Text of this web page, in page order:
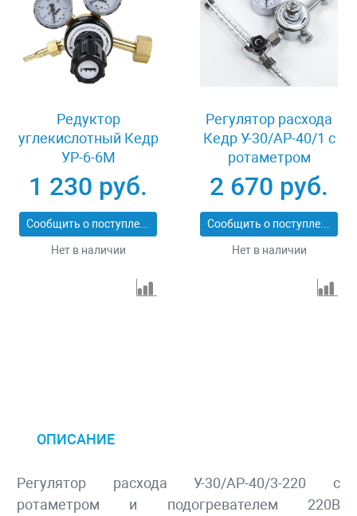
Редуктор
углекислотный Кедр
УР-6-6М
1 230 руб.
Сообщить о поступлении
Нет в наличии
Регулятор расхода
Кедр У-30/АР-40/1 с
ротаметром
2 670 руб.
Сообщить о поступлении
Нет в наличии
ОПИСАНИЕ
Регулятор расхода У-30/АР-40/3-220 с
ротаметром и подогревателем 220В